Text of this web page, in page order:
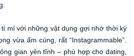
mỉ với những vật dụng gợi nhớ thời kỳ
vừa ấm cúng, rất “Instagrammable”.
gian yên tĩnh – phù hợp cho dating,